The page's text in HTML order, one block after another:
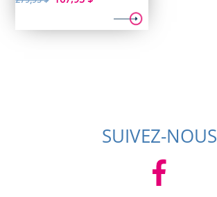
initial
actuel
SUIVEZ-NOUS